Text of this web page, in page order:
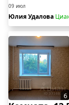
09 июл
Юлия Удалова
6